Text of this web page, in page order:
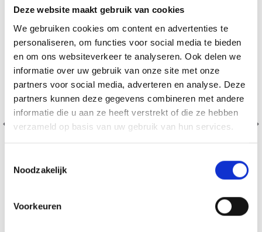
Deze website maakt gebruik van cookies
We gebruiken cookies om content en advertenties te
personaliseren, om functies voor social media te bieden
en om ons websiteverkeer te analyseren. Ook delen we
informatie over uw gebruik van onze site met onze
partners voor social media, adverteren en analyse. Deze
partners kunnen deze gegevens combineren met andere
informatie die u aan ze heeft verstrekt of die ze hebben
verzameld op basis van uw gebruik van hun services.
Noodzakelijk
Voorkeuren
BORDUURPAKKET DRAKENBLOEM 40 X 80 CM